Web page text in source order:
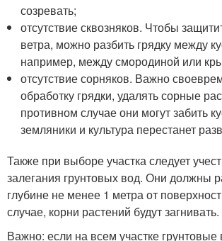
созревать;
отсутствие сквозняков. Чтобы
ветра, можно разбить грядку между
например, между смородиной или
отсутствие сорняков. Важно
обработку грядки, удалять сорные
противном случае они могут забить
земляники и культура перестанет
Также при выборе участка следует
залегания грунтовых вод. Они должны
глубине не менее 1 метра от
случае, корни растений будут загнивать.
Важно: если на всем участке